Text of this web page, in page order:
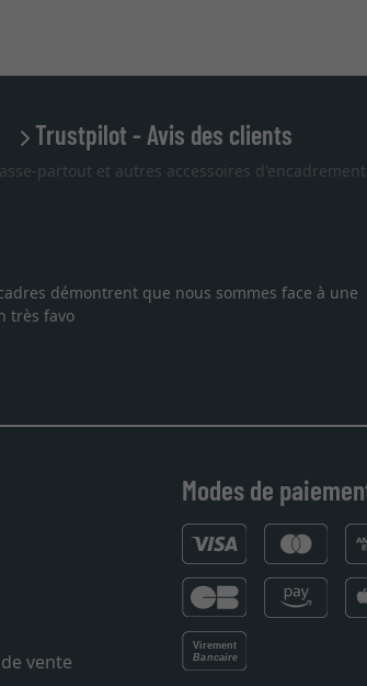
Trustpilot - Avis des clients
partout et autres accessoires
démontrent que nous sommes face à une
très favo
vente
Modes de